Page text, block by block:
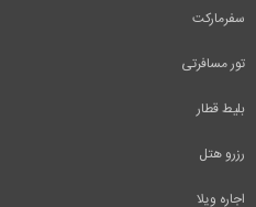
سفرمارکت
تور مسافرتی
بلیط قطار
رزرو هتل
اجاره ویلا